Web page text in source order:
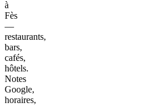
à
Fès
—
restaurants,
bars,
cafés,
hôtels.
Notes
Google,
horaires,